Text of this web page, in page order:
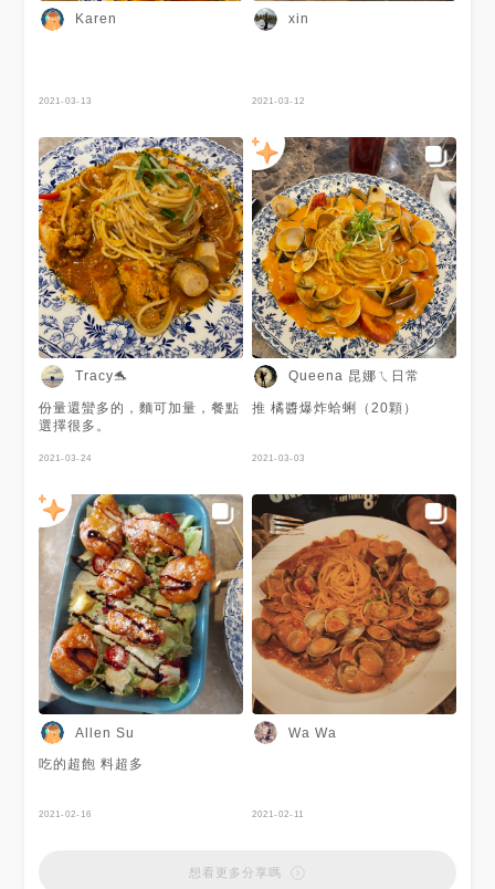
Karen
2021-03-13
xin
2021-03-12
Tracy🐬
份量還蠻多的，麵可加量，餐點
選擇很多。
2021-03-24
Queena 昆娜ㄟ日常
推 橘醬爆炸蛤蜊（20顆）
2021-03-03
Allen Su
吃的超飽 料超多
2021-02-16
Wa Wa
2021-02-11
想看更多分享嗎